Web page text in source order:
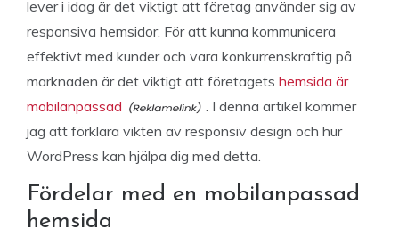
lever i idag är det viktigt att företag använder sig av
responsiva hemsidor. För att kunna kommunicera
effektivt med kunder och vara konkurrenskraftig på
marknaden är det viktigt att företagets hemsida är
mobilanpassad
. I denna artikel kommer
jag att förklara vikten av responsiv design och hur
WordPress kan hjälpa dig med detta.
Fördelar med en mobilanpassad
hemsida